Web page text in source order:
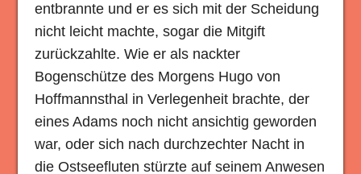
entbrannte und er es sich mit der Scheidung
nicht leicht machte, sogar die Mitgift
zurückzahlte. Wie er als nackter
Bogenschütze des Morgens Hugo von
Hoffmannsthal in Verlegenheit brachte, der
eines Adams noch nicht ansichtig geworden
war, oder sich nach durchzechter Nacht in
die Ostseefluten stürzte auf seinem Anwesen